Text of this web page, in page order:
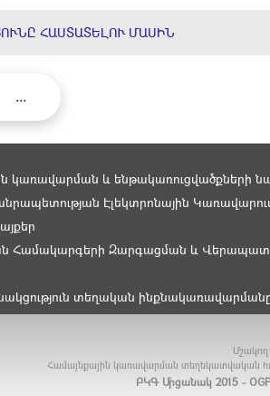
ՀԱՍՏԱՏԵԼՈՒ ՄԱՍԻՆ
...
կառավարման և ենթակառուցվածքների
Էլեկտրոնային
Համակարգերի Զարգացման և
տեղական
Մշակող
Համայնքային կառավարման տեղեկատվական
ԲԿԳ Մրցանակ 2015 -